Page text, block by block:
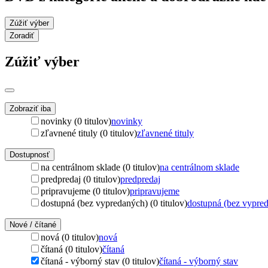
Zúžiť výber
Zoradiť
Zúžiť výber
Zobraziť iba
novinky (0 titulov)novinky
zľavnené tituly (0 titulov)zľavnené tituly
Dostupnosť
na centrálnom sklade (0 titulov)na centrálnom sklade
predpredaj (0 titulov)predpredaj
pripravujeme (0 titulov)pripravujeme
dostupná (bez vypredaných) (0 titulov)dostupná (bez
Nové / čítané
nová (0 titulov)nová
čítaná (0 titulov)čítaná
čítaná - výborný stav (0 titulov)čítaná - výborný stav